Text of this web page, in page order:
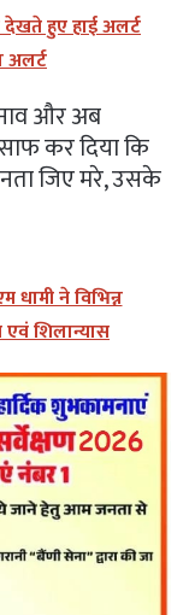
देखते हुए हाई अलर्ट
अलर्ट
और अब
कर दिया कि
जिए मरे, उसके
धामी ने विभिन्न
शिलान्यास